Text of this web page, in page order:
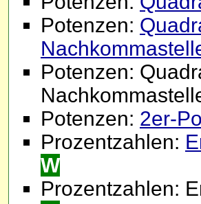
Potenzen:
Potenzen:
Potenzen: 2er-
Prozentzahlen:
W
Prozentzahlen: